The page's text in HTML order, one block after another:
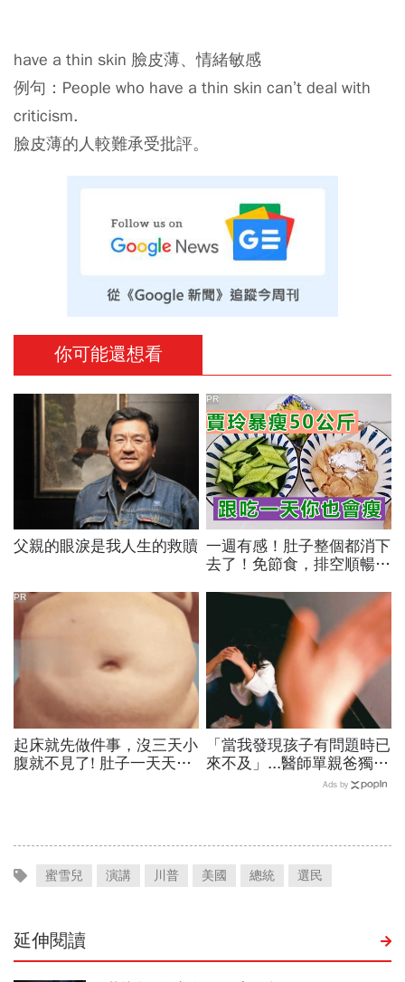
have a thin skin 臉皮薄、情緒敏感
例句：People who have a thin skin can’t deal with
criticism.
臉皮薄的人較難承受批評。
你可能還想看
父親的眼淚是我人生的救贖 一週有感！肚子整個都消下
去了！免節食，排空順暢就
PR
起床就先做件事，沒三天小
腹就不見了! 肚子一天天變
PR
「當我發現孩子有問題時已
來不及」...醫師單親爸獨扛
育兒壓力 從愧疚寵溺到嚴
Ads by
蜜雪兒 演講 川普 美國 總統 選民
延伸閱讀